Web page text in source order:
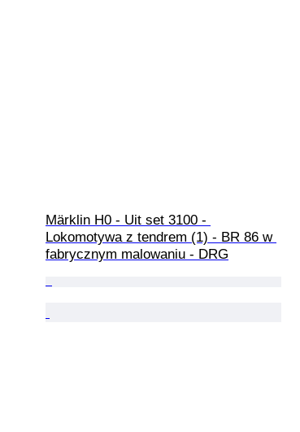
Märklin H0 - Uit set 3100 -
Lokomotywa z tendrem (1) - BR 86 w
fabrycznym malowaniu - DRG